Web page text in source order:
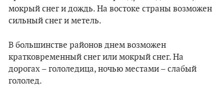
мокрый снег и дождь. На востоке страны возможен
сильный снег и метель.
В большинстве районов днем возможен
кратковременный снег или мокрый снег. На
дорогах – гололедица, ночью местами – слабый
гололед.